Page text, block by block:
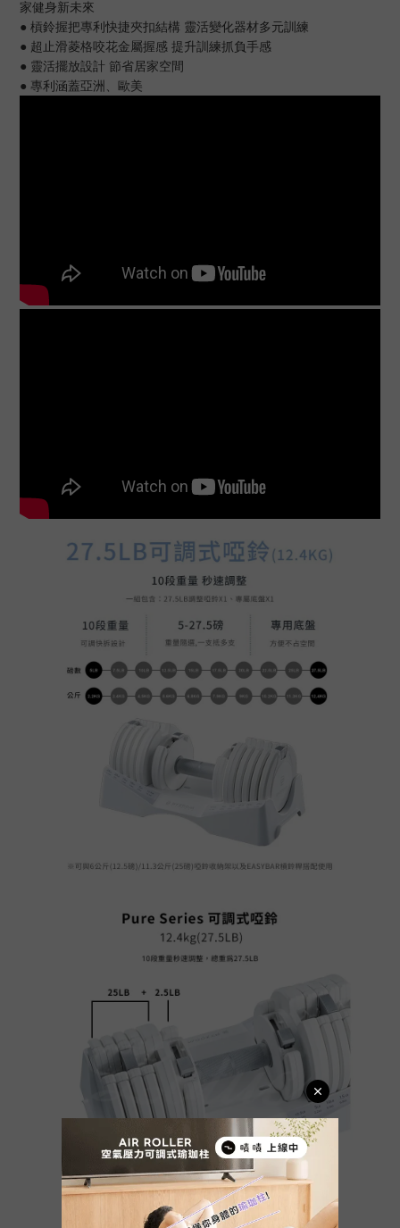
家健身新未來
● 槓鈴握把專利快捷夾扣結構 靈活變化器材多元訓練
● 超止滑菱格咬花金屬握感 提升訓練抓負手感
● 靈活擺放設計 節省居家空間
● 專利涵蓋亞洲、歐美